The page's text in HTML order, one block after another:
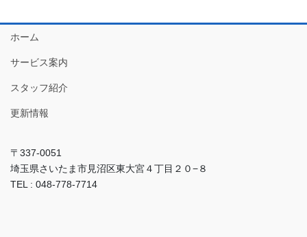
ホーム
サービス案内
スタッフ紹介
更新情報
〒337-0051
埼玉県さいたま市見沼区東大宮４丁目２０−８
TEL : 048-778-7714